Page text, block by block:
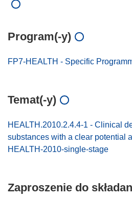
Program(-y)
FP7-HEALTH - Specific
Temat(-y)
HEALTH.2010.2.4.4-1 - Clinical
substances with a clear potential
HEALTH-2010-single-stage
Zaproszenie do